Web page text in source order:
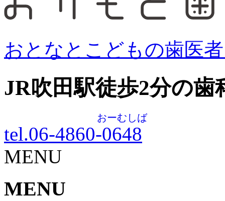
おとなとこどもの歯医
JR吹田駅徒歩2分の歯
tel.06-4860-0648
おーむしば
MENU
MENU